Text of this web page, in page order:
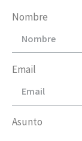
Nombre
Email
Asunto